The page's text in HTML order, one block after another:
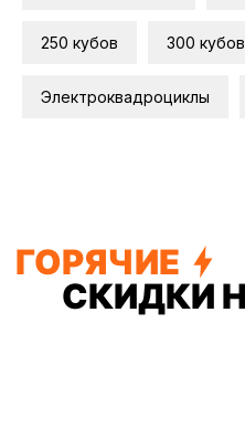
250 кубов 300 кубов
Электроквадроциклы
ГОРЯЧИЕ